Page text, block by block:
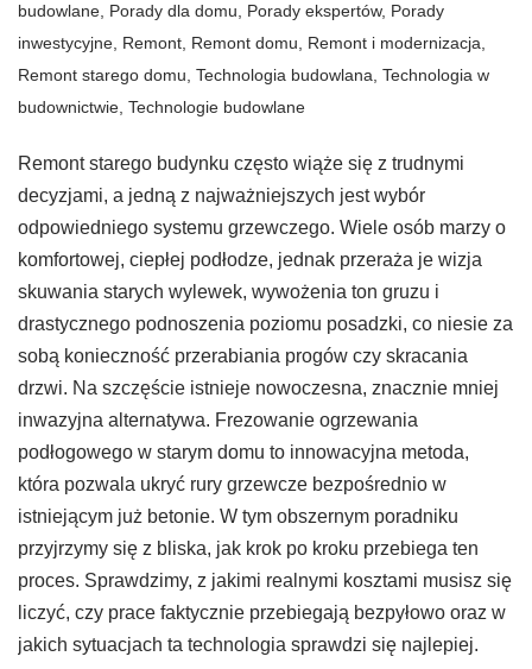
budowlane Porady dla domu Porady ekspertów, Porady
inwestycyjne Remont Remont domu Remont i modernizacja
Remont starego domu Technologia budowlana Technologia w
budownictwie Technologie budowlane
Remont starego budynku często wiąże się z trudnymi
decyzjami, a jedną z najważniejszych jest wybór
odpowiedniego systemu grzewczego. Wiele osób marzy o
komfortowej, ciepłej podłodze, jednak przeraża je wizja
skuwania starych wylewek, wywożenia ton gruzu i
drastycznego podnoszenia poziomu posadzki, co niesie za
sobą konieczność przerabiania progów czy skracania
drzwi. Na szczęście istnieje nowoczesna, znacznie mniej
inwazyjna alternatywa. Frezowanie ogrzewania
podłogowego w starym domu to innowacyjna metoda,
która pozwala ukryć rury grzewcze bezpośrednio w
istniejącym już betonie. W tym obszernym poradniku
przyjrzymy się z bliska, jak krok po kroku przebiega ten
proces. Sprawdzimy, z jakimi realnymi kosztami musisz się
liczyć, czy prace faktycznie przebiegają bezpyłowo oraz w
jakich sytuacjach ta technologia sprawdzi się najlepiej.